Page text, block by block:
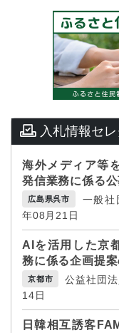
入札情報セレ
海外メディア等
発信業務に係る
広島県呉市
一般社
年08月21日
AIを活用した京
務に係る企画提
京都市
公益社団
14日
日韓相互誘客